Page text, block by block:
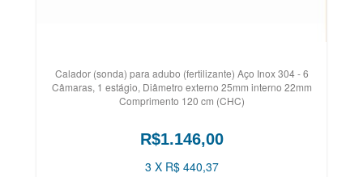
Calador (sonda) para adubo (fertilizante) Aço Inox 304 - 6
Câmaras, 1 estágio, Diâmetro externo 25mm interno 22mm
Comprimento 120 cm (CHC)
R$1.146,00
3 X R$ 440,37